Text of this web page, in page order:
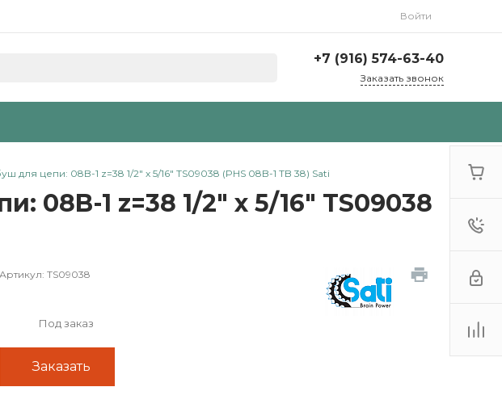
Войти
+7 (916) 574-63-40
Заказать звонок
для цепи: 08B-1 z=38 1/2" x 5/16" TS09038 (PHS 08B-1 TB 38) Sati
08B-1 z=38 1/2" x 5/16" TS09038
Артикул: TS09038
Под заказ
Заказать